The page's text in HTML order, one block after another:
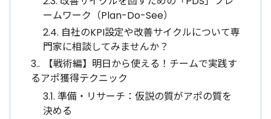
ームワーク（Plan-Do-See）
2.4. 自社のKPI設定や改善サイクルについて専
門家に相談してみませんか？
3.
【戦術編】明日から使える！チームで実践す
るアポ獲得テクニック
3.1. 準備・リサーチ：仮説の質がアポの質を
決める